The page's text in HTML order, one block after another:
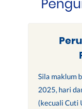
Sila maklum
2025, hari
(kecuali Cuti